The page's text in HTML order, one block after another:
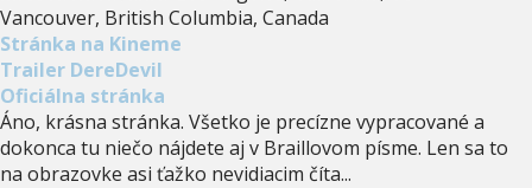
Vancouver, British Columbia, Canada
Stránka na Kineme
Trailer DereDevil
Oficiálna stránka
Áno, krásna stránka. Všetko je precízne vypracované a
dokonca tu niečo nájdete aj v Braillovom písme. Len sa to
na obrazovke asi ťažko nevidiacim číta...